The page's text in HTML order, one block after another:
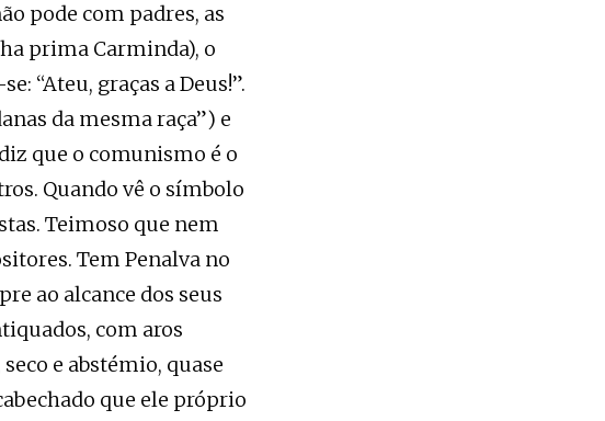
pode com padres, as
prima Carminda), o
“Ateu, graças a Deus!”.
da mesma raça”) e
que o comunismo é o
Quando vê o símbolo
Teimoso que nem
Tem Penalva no
ao alcance dos seus
com aros
e abstémio, quase
que ele próprio